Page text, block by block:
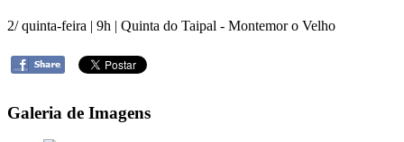
2/ quinta-feira | 9h | Quinta do Taipal - Montemor o Velho
Galeria de Imagens